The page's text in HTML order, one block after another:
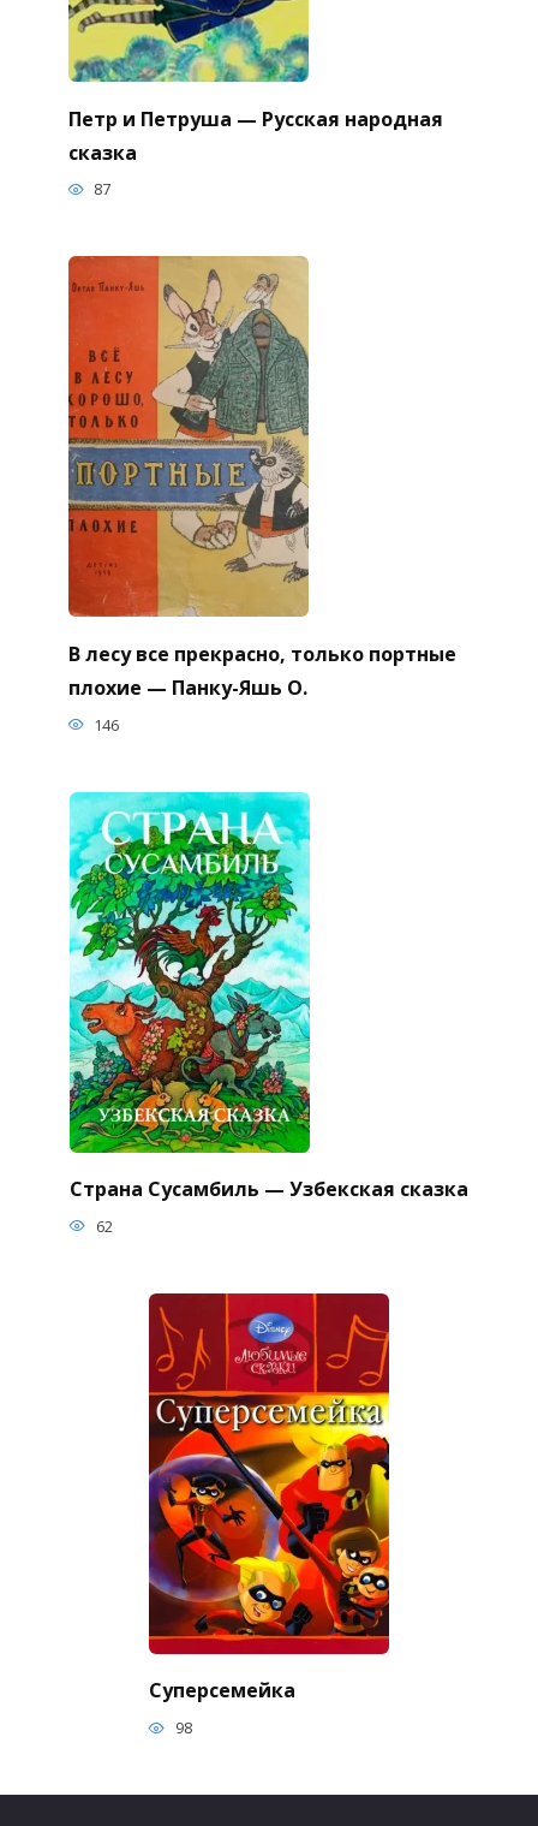
Петр и Петруша — Русская народная
сказка
87
В лесу все прекрасно, только портные
плохие — Панку-Яшь О.
146
Страна Сусамбиль — Узбекская сказка
62
Суперсемейка
98